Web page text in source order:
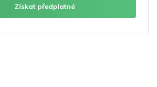
Získat předplatné